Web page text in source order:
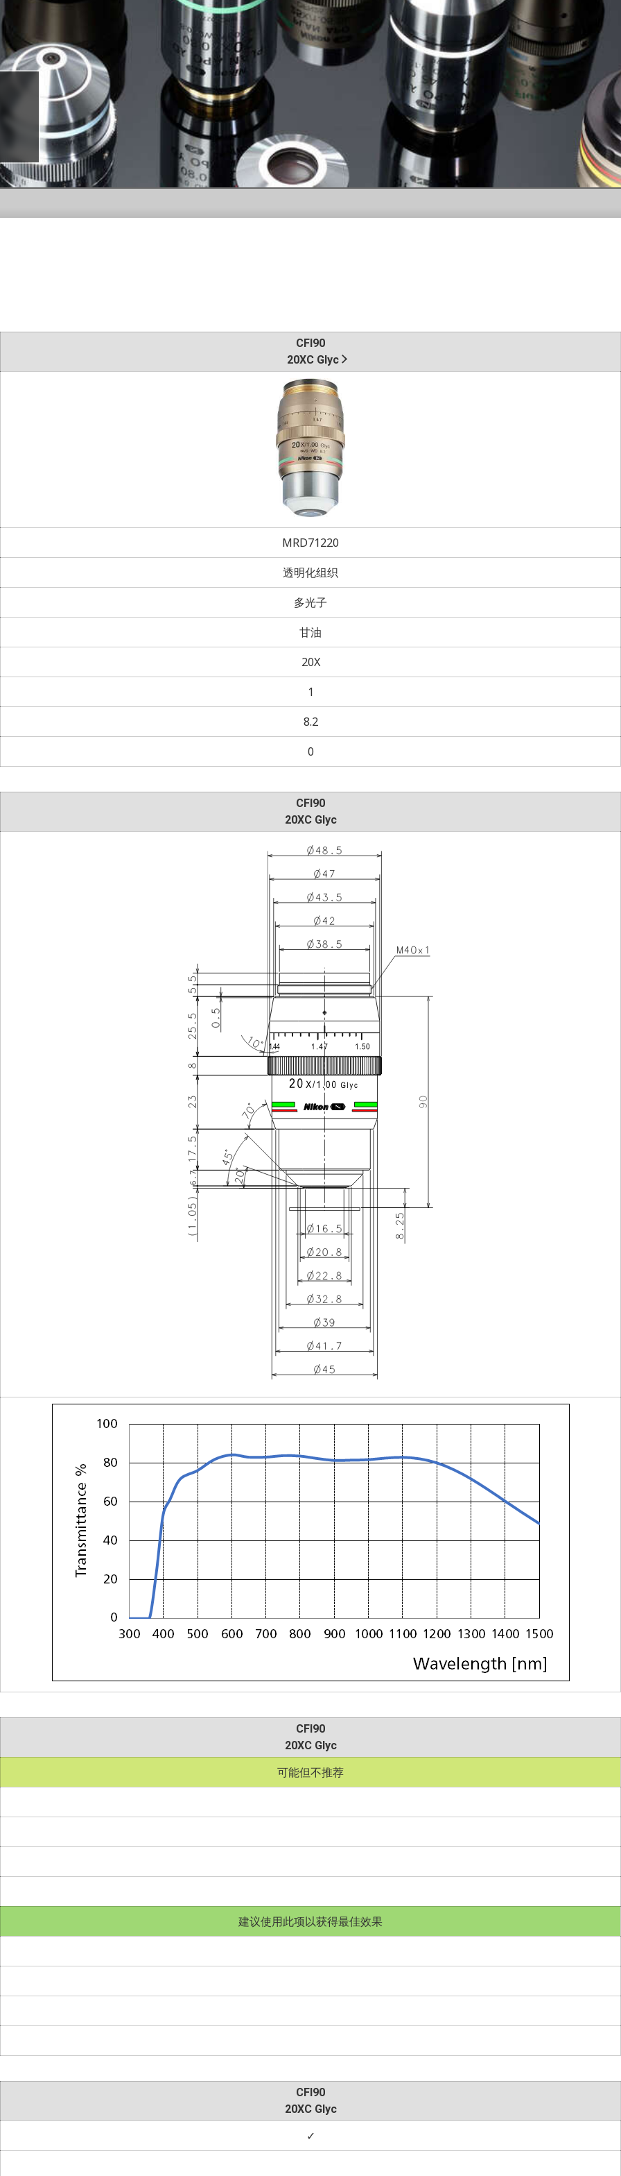
CFI90
20XC Glyc
MRD71220
透明化组织
多光子
甘油
20X
1
8.2
0
CFI90
20XC Glyc
CFI90
20XC Glyc
可能但不推荐
建议使用此项以获得最佳效果
CFI90
20XC Glyc
✓